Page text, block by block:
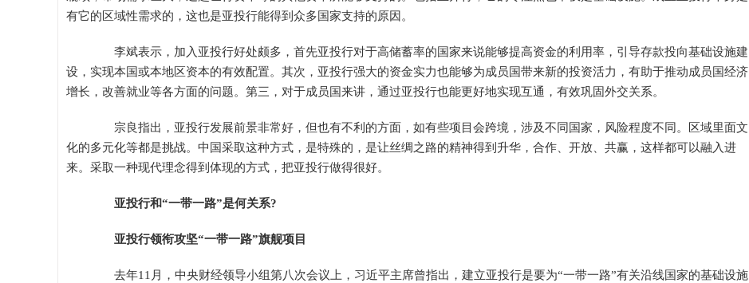
有它的区域性需求的，这也是亚投行能得到众多国家支持的原因。
李斌表示，加入亚投行好处颇多，首先亚投行对于高储蓄率的国家来说能够提高资金的利用率，引导存款投向基础设施建
设，实现本国或本地区资本的有效配置。其次，亚投行强大的资金实力也能够为成员国带来新的投资活力，有助于推动成员国经济
增长，改善就业等各方面的问题。第三，对于成员国来讲，通过亚投行也能更好地实现互通，有效巩固外交关系。
宗良指出，亚投行发展前景非常好，但也有不利的方面，如有些项目会跨境，涉及不同国家，风险程度不同。区域里面文
化的多元化等都是挑战。中国采取这种方式，是特殊的，是让丝绸之路的精神得到升华，合作、开放、共赢，这样都可以融入进
来。采取一种现代理念得到体现的方式，把亚投行做得很好。
亚投行和“一带一路”是何关系?
亚投行领衔攻坚“一带一路”旗舰项目
去年11月，中央财经领导小组第八次会议上，习近平主席曾指出，建立亚投行是要为“一带一路”有关沿线国家的基础设施